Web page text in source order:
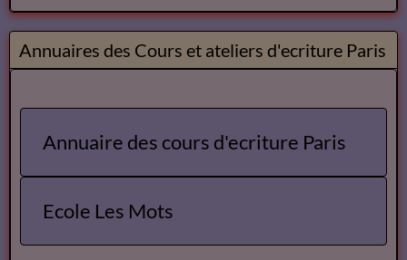
Annuaires des Cours et ateliers d'ecriture Paris
Annuaire des cours d'ecriture Paris
Ecole Les Mots